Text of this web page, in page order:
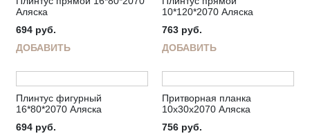
Аляска
694 руб.
ДОБАВИТЬ
10*120*2070 Аляска
763 руб.
ДОБАВИТЬ
Плинтус фигурный
16*80*2070 Аляска
694 руб.
Притворная планка
10х30х2070 Аляска
756 руб.